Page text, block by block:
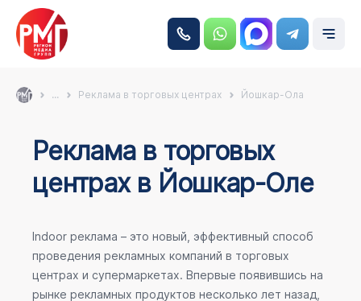
... Реклама в торговых центрах Йошкар-Ола
Реклама в торговых
центрах в Йошкар-Оле
Indoor реклама – это новый, эффективный способ
проведения рекламных компаний в торговых
центрах и супермаркетах. Впервые появившись на
рынке рекламных продуктов несколько лет назад,